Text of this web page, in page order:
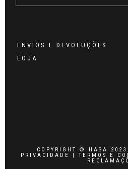
ENVIOS E DEVOLUÇÕES
LOJA
COPYRIGHT © HASA
PRIVACIDADE
TERMOS E